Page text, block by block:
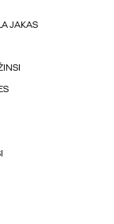
JAKAS